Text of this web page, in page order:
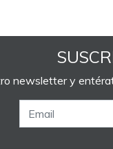
newsletter y